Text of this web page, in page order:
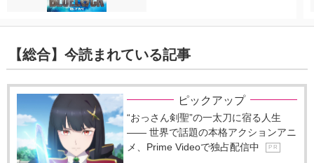
【総合】今読まれている記事
ピックアップ
“おっさん剣聖”の一太刀に宿る人生
―― 世界で話題の本格アクションアニ
メ、Prime Videoで独占配信中
P R